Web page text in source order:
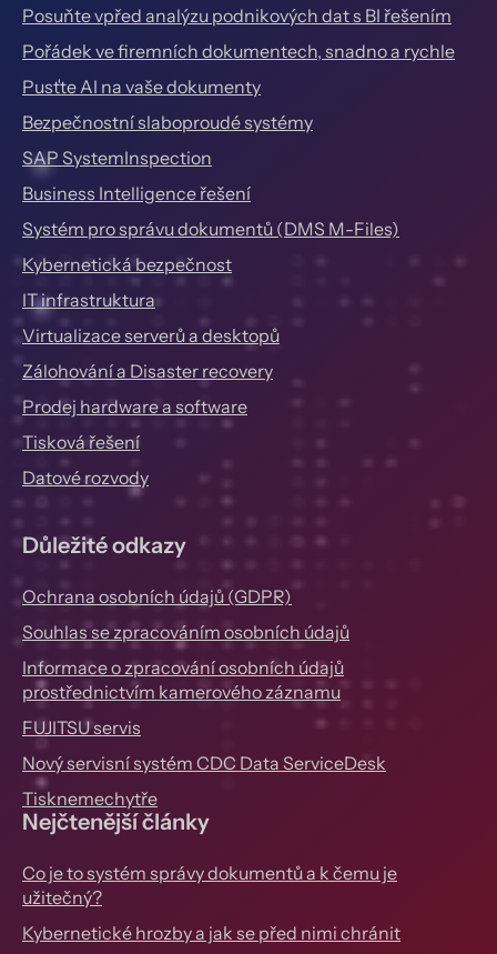
Posuňte vpřed analýzu podnikových dat s BI řešením
Pořádek ve firemních dokumentech, snadno a rychle
Pusťte AI na vaše dokumenty
Bezpečnostní slaboproudé systémy
SAP SystemInspection
Business Intelligence řešení
Systém pro správu dokumentů (DMS M-Files)
Kybernetická bezpečnost
IT infrastruktura
Virtualizace serverů a desktopů
Zálohování a Disaster recovery
Prodej hardware a software
Tisková řešení
Datové rozvody
Důležité odkazy
Ochrana osobních údajů (GDPR)
Souhlas se zpracováním osobních údajů
Informace o zpracování osobních údajů
prostřednictvím kamerového záznamu
FUJITSU servis
Nový servisní systém CDC Data ServiceDesk
Tisknemechytře
Nejčtenější články
Co je to systém správy dokumentů a k čemu je
užitečný?
Kybernetické hrozby a jak se před nimi chránit